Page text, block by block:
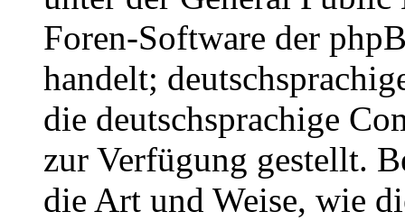
Foren-Software der
handelt;
die deutschsprachige
zur Verfügung gestellt.
die Art und Weise, wie